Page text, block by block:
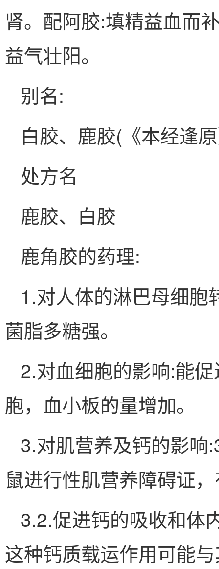
肾。配阿胶:填精益血而
益气壮阳。
别名:
白胶、鹿胶(《本经逢
处方名
鹿胶、白胶
鹿角胶的药理:
1.对人体的淋巴母细胞
菌脂多糖强。
2.对血细胞的影响:能
胞，血小板的量增加。
3.对肌营养及钙的影响
鼠进行性肌营养障碍证
3.2.促进钙的吸收和体
这种钙质载运作用可能